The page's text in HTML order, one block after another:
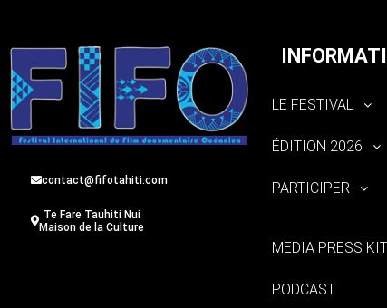
contact@fifotahiti.com
Te Fare Tauhiti Nui
Maison de la Culture
LE FESTIVAL
ÉDITION 2026
PARTICIPER
MEDIA PRESS KIT
PODCAST